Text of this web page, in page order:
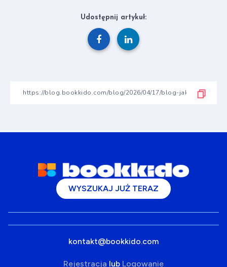
Udostępnij artykuł:
WYSZUKAJ JUŻ TERAZ
kontakt@bookkido.com
Rejestracja lub Logowanie